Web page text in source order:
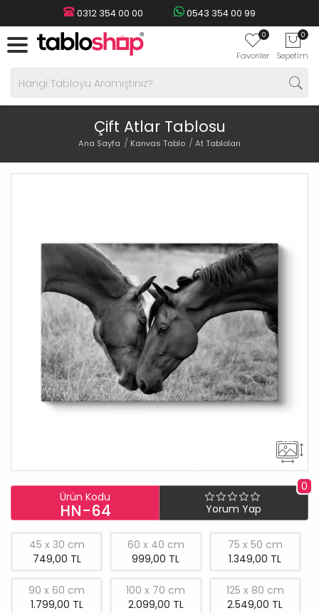
0312 354 00 00 0543 354 00 99
0
Favoriler
0
Sepetim
Çift Atlar Tablosu
Ana Sayfa Kanvas Tablo At Tabloları
Ürün Kodu
HN-64
0
Yorum Yap
45 x 30 cm
749,00 TL
60 x 40 cm
999,00 TL
75 x 50 cm
1.349,00 TL
90 x 60 cm
1.799,00 TL
100 x 70 cm
2.099,00 TL
125 x 80 cm
2.549,00 TL